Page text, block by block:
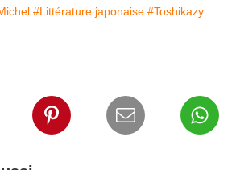
#Littérature japonaise #Toshikazy